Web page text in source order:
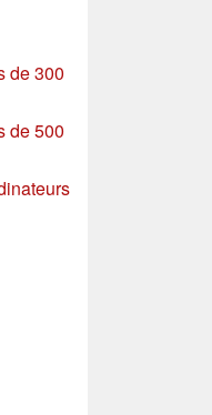
de 300
de 500